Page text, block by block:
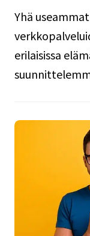
Yhä
erilaisissa